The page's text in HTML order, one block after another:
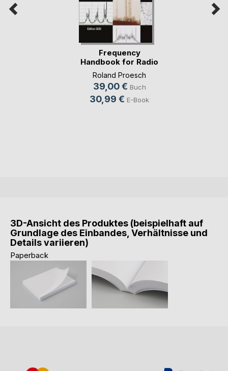
Frequency
Handbook for Radio
Monit(...)
Roland Proesch
39,00 € Buch
30,99 € E-Book
3D-Ansicht des Produktes (beispielhaft auf
Grundlage des Einbandes, Verhältnisse und
Details variieren)
Paperback